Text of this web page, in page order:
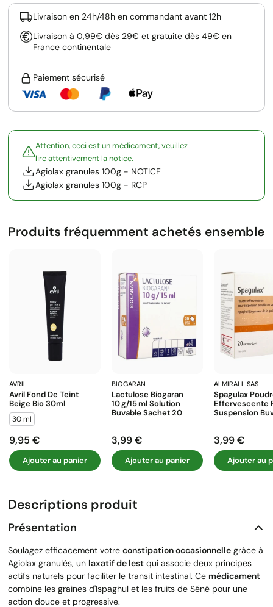
Livraison en 24h/48h en commandant avant 12h
Livraison à 0,99€ dès 29€ et gratuite dès 49€ en
France continentale
Paiement sécurisé
Attention, ceci est un médicament, veuillez
lire attentivement la notice.
Agiolax granules 100g - NOTICE
Agiolax granules 100g - RCP
Produits fréquemment achetés ensemble
AVRIL
Avril Fond De Teint
Beige Bio 30ml
30 ml
Prix
9,95 €
Ajouter au panier
BIOGARAN
Lactulose Biogaran
10 G/15 Ml Solution
Buvable Sachet 20
Prix
3,99 €
Ajouter au panier
ALMIRALL SAS
Spagulax
Effervescente
Suspension
Prix
3,99 €
Ajouter au
Descriptions produit
Présentation
Soulagez efficacement votre constipation occasionnelle grâce à
Agiolax granulés, un laxatif de lest qui associe deux principes
actifs naturels pour faciliter le transit intestinal. Ce médicament
combine les graines d'Ispaghul et les fruits de Séné pour une
action douce et progressive.